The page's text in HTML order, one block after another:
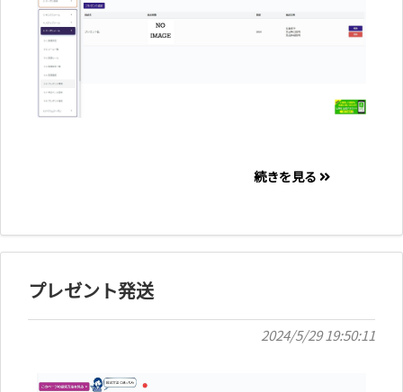
続きを見る
プレゼント発送
2024/5/29 19:50:11